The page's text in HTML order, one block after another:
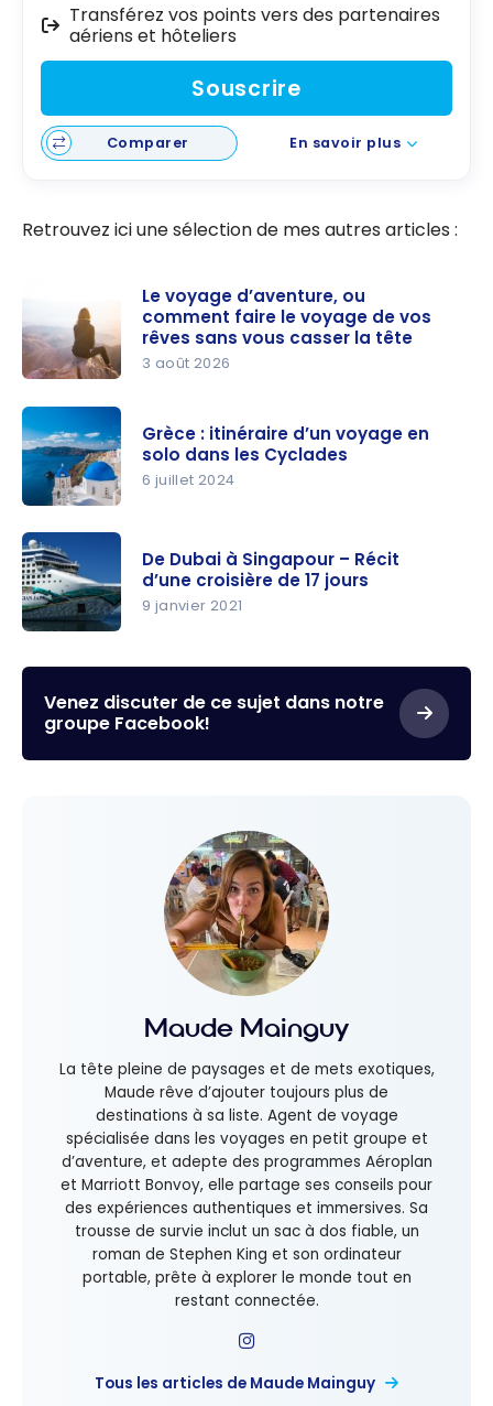
Transférez vos points vers des partenaires
aériens et hôteliers
Souscrire
Comparer En savoir plus
Retrouvez ici une sélection de mes autres articles :
d’aventure,
ou
comment
faire le
voyage de
vos rêves
sans vous
casser la
Le voyage d’aventure, ou
comment faire le voyage de vos
rêves sans vous casser la tête
3 août 2026
itinéraire
d’un
voyage en
solo dans
Grèce : itinéraire d’un voyage en
solo dans les Cyclades
6 juillet 2024
Singapour
– Récit
d’une
croisière
De Dubai à Singapour – Récit
d’une croisière de 17 jours
9 janvier 2021
Venez discuter de ce sujet dans notre
groupe Facebook!
Maude Mainguy
La tête pleine de paysages et de mets exotiques,
Maude rêve d’ajouter toujours plus de
destinations à sa liste. Agent de voyage
spécialisée dans les voyages en petit groupe et
d’aventure, et adepte des programmes Aéroplan
et Marriott Bonvoy, elle partage ses conseils pour
des expériences authentiques et immersives. Sa
trousse de survie inclut un sac à dos fiable, un
roman de Stephen King et son ordinateur
portable, prête à explorer le monde tout en
restant connectée.
Tous les articles de Maude Mainguy